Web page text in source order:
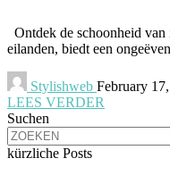
Ontdek de schoonheid
eilanden, biedt een
Stylishweb February
LEES VERDER
Suchen
kürzliche Posts